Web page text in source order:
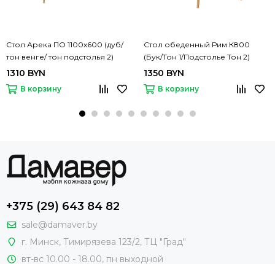
Стол Арека ПО 1100х600 (дуб/
тон венге/ тон подстолья 2)
1310 BYN
В корзину
Стол обеденный Рим К800
(Бук/Тон 1/Подстолье Тон 2)
800х800(1200)
1350 BYN
В корзину
+375 (29) 643 84 82
sale@damaver.by
г. Минск, Тимирязева 123/2, ТЦ "Град"
вт-вс 10.00 - 18.00, пн выходной